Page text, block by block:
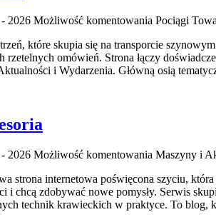
2026 Możliwość komentowania Pociągi
które skupia się na transporcie
rzetelnych omówień. Strona łączy
i Wydarzenia. Główną osią
2026 Możliwość komentowania Maszyny i
strona internetowa poświęcona szyciu,
i chcą zdobywać nowe pomysły. Serwis
technik krawieckich w praktyce. To